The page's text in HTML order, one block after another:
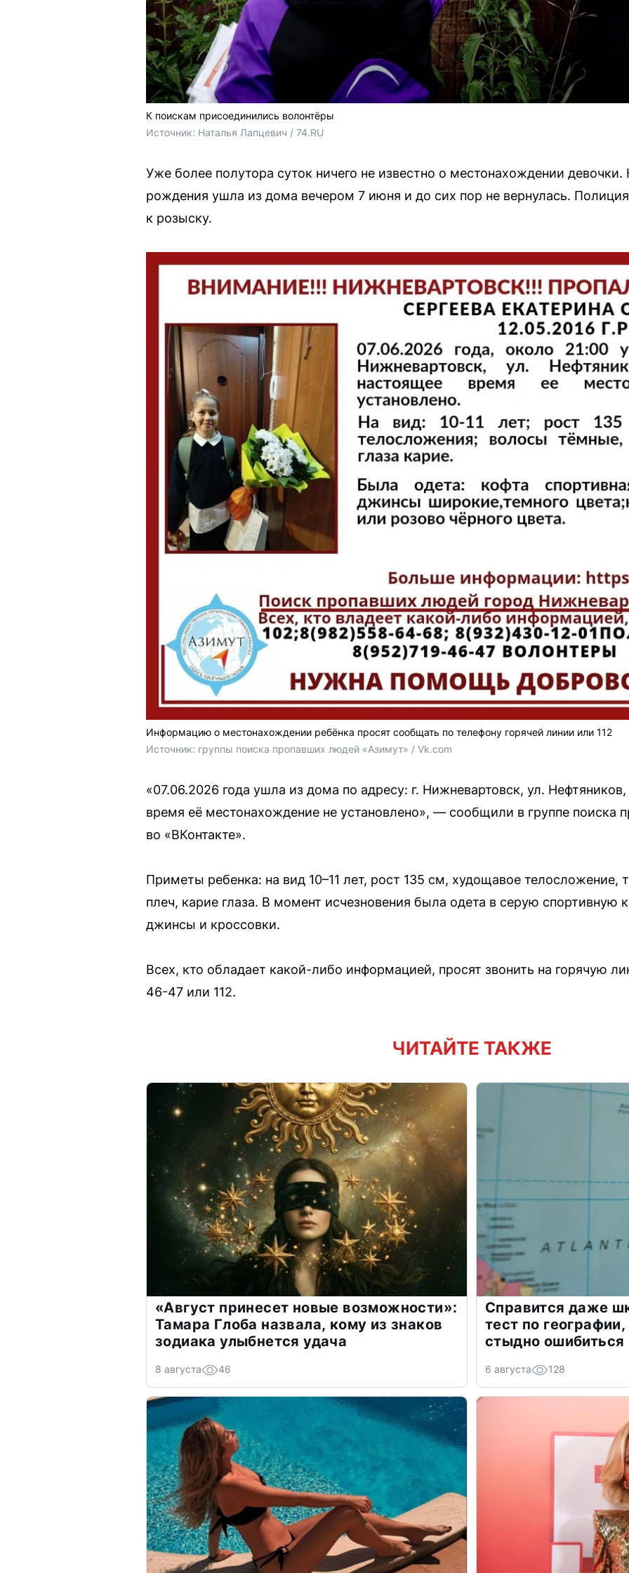
К поискам присоединились волонтёры
Источник: Наталья Лапцевич / 74.RU
Уже более полутора суток ничего не известно о местонахождении девочки.
рождения ушла из дома вечером 7 июня и до сих пор не вернулась.
к розыску.
Информацию о местонахождении ребёнка просят сообщать по телефону горячей линии или 112
Источник: группы поиска пропавших людей «Азимут» / Vk.com
«07.06.2026 года ушла из дома по адресу: г. Нижневартовск, ул.
время её местонахождение не установлено», — сообщили в группе поиска
во «ВКонтакте».
Приметы ребенка: на вид 10–11 лет, рост 135 см, худощавое
плеч, карие глаза. В момент исчезновения была одета в серую спортивную
джинсы и кроссовки.
Всех, кто обладает какой-либо информацией, просят звонить на горячую
46-47 или 112.
ЧИТАЙТЕ ТАКЖЕ
«Август принесет новые возможности»:
Тамара Глоба назвала, кому из знаков
зодиака улыбнется удача
8 августа 46
Справится даже
тест по
стыдно ошибиться
6 августа 128